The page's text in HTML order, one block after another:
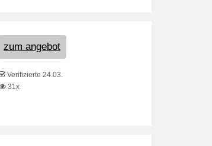
zum angebot
Verifizierte 24.03.
31x